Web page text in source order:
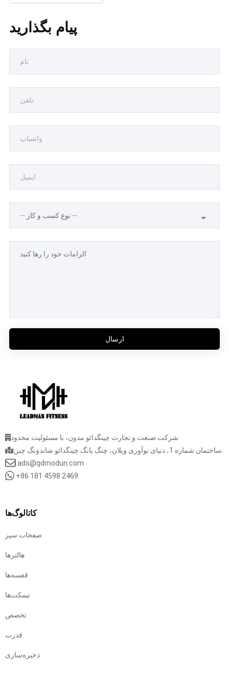
پیام بگذارید
ارسال
شرکت صنعت و تجارت چینگدائو مدون، با مسئولیت محدود
ads@qdmodun.com
+86 181 4598 2469
کاتالوگ‌ها
صفحات سپر
هالترها
قفسه‌ها
نیمکت‌ها
تخصص
قدرت
ذخیره‌سازی